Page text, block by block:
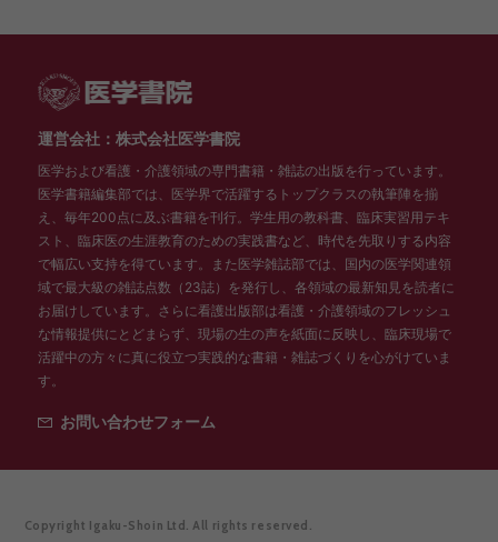
運営会社：株式会社医学書院
医学および看護・介護領域の専門書籍・雑誌の出版を行っています。
医学書籍編集部では、医学界で活躍するトップクラスの執筆陣を揃
え、毎年200点に及ぶ書籍を刊行。学生用の教科書、臨床実習用テキ
スト、臨床医の生涯教育のための実践書など、時代を先取りする内容
で幅広い支持を得ています。また医学雑誌部では、国内の医学関連領
域で最大級の雑誌点数（23誌）を発行し、各領域の最新知見を読者に
お届けしています。さらに看護出版部は看護・介護領域のフレッシュ
な情報提供にとどまらず、現場の生の声を紙面に反映し、臨床現場で
活躍中の方々に真に役立つ実践的な書籍・雑誌づくりを心がけていま
す。
お問い合わせフォーム
Copyright Igaku-Shoin Ltd. All rights reserved.